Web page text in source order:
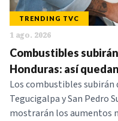
Categorias:
TRENDING TVC
1 ago. 2026
Combustibles
Honduras: así
Los combustibles subirán
Tegucigalpa y San Pedro
mostrarán los aumentos